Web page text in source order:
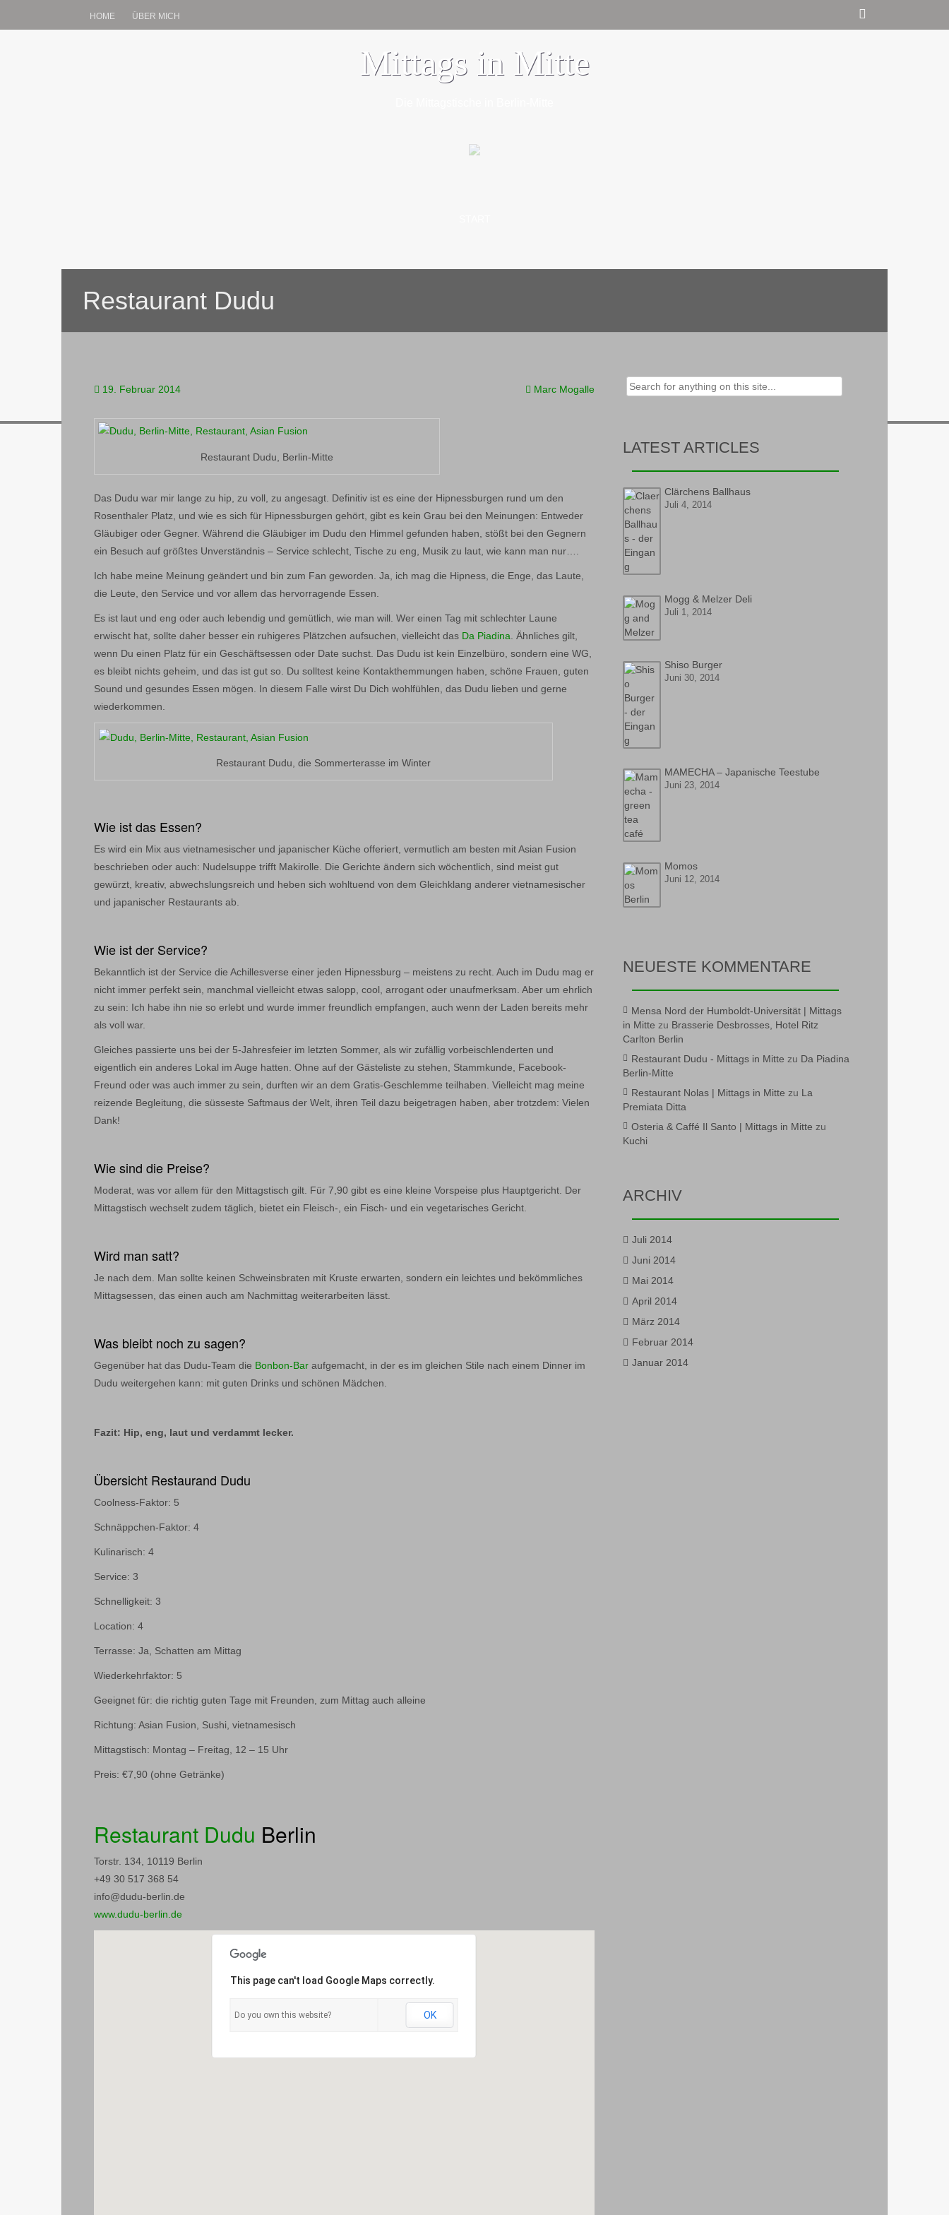
HOME ÜBER MICH
Mittags in Mitte
Restaurant Dudu
19. Februar 2014 Marc Mogalle
Restaurant Dudu, Berlin-Mitte
Das Dudu war mir lange zu hip, zu voll, zu angesagt. Definitiv ist es eine der Hipnessburgen rund um den
Rosenthaler Platz, und wie es sich für Hipnessburgen gehört, gibt es kein Grau bei den Meinungen: Entweder
Gläubiger oder Gegner. Während die Gläubiger im Dudu den Himmel gefunden haben, stößt bei den Gegnern
ein Besuch auf größtes Unverständnis – Service schlecht, Tische zu eng, Musik zu laut, wie kann man nur….
Ich habe meine Meinung geändert und bin zum Fan geworden. Ja, ich mag die Hipness, die Enge, das Laute,
die Leute, den Service und vor allem das hervorragende Essen.
Es ist laut und eng oder auch lebendig und gemütlich, wie man will. Wer einen Tag mit schlechter Laune
erwischt hat, sollte daher besser ein ruhigeres Plätzchen aufsuchen, vielleicht das Da Piadina . Ähnliches gilt,
wenn Du einen Platz für ein Geschäftsessen oder Date suchst. Das Dudu ist kein Einzelbüro, sondern eine WG,
es bleibt nichts geheim, und das ist gut so. Du solltest keine Kontakthemmungen haben, schöne Frauen, guten
Sound und gesundes Essen mögen. In diesem Falle wirst Du Dich wohlfühlen, das Dudu lieben und gerne
wiederkommen.
Restaurant Dudu, die Sommerterasse im Winter
Wie ist das Essen?
Es wird ein Mix aus vietnamesischer und japanischer Küche offeriert, vermutlich am besten mit Asian Fusion
beschrieben oder auch: Nudelsuppe trifft Makirolle. Die Gerichte ändern sich wöchentlich, sind meist gut
gewürzt, kreativ, abwechslungsreich und heben sich wohltuend von dem Gleichklang anderer vietnamesischer
und japanischer Restaurants ab.
Wie ist der Service?
Bekanntlich ist der Service die Achillesverse einer jeden Hipnessburg – meistens zu recht. Auch im Dudu mag er
nicht immer perfekt sein, manchmal vielleicht etwas salopp, cool, arrogant oder unaufmerksam. Aber um ehrlich
zu sein: Ich habe ihn nie so erlebt und wurde immer freundlich empfangen, auch wenn der Laden bereits mehr
als voll war.
Gleiches passierte uns bei der 5-Jahresfeier im letzten Sommer, als wir zufällig vorbeischlenderten und
eigentlich ein anderes Lokal im Auge hatten. Ohne auf der Gästeliste zu stehen, Stammkunde, Facebook-
Freund oder was auch immer zu sein, durften wir an dem Gratis-Geschlemme teilhaben. Vielleicht mag meine
reizende Begleitung, die süsseste Saftmaus der Welt, ihren Teil dazu beigetragen haben, aber trotzdem: Vielen
Dank!
Wie sind die Preise?
Moderat, was vor allem für den Mittagstisch gilt. Für 7,90 gibt es eine kleine Vorspeise plus Hauptgericht. Der
Mittagstisch wechselt zudem täglich, bietet ein Fleisch-, ein Fisch- und ein vegetarisches Gericht.
Wird man satt?
Je nach dem. Man sollte keinen Schweinsbraten mit Kruste erwarten, sondern ein leichtes und bekömmliches
Mittagsessen, das einen auch am Nachmittag weiterarbeiten lässt.
Was bleibt noch zu sagen?
Gegenüber hat das Dudu-Team die Bonbon-Bar aufgemacht, in der es im gleichen Stile nach einem Dinner im
Dudu weitergehen kann: mit guten Drinks und schönen Mädchen.
Fazit: Hip, eng, laut und verdammt lecker.
Übersicht Restaurand Dudu
Coolness-Faktor: 5
Schnäppchen-Faktor: 4
Kulinarisch: 4
Service: 3
Schnelligkeit: 3
Location: 4
Terrasse: Ja, Schatten am Mittag
Wiederkehrfaktor: 5
Geeignet für: die richtig guten Tage mit Freunden, zum Mittag auch alleine
Richtung: Asian Fusion, Sushi, vietnamesisch
Mittagstisch: Montag – Freitag, 12 – 15 Uhr
Preis: €7,90 (ohne Getränke)
Restaurant Dudu Berlin
Torstr. 134, 10119 Berlin
+49 30 517 368 54
info@dudu-berlin.de
www.dudu-berlin.de
This page can't load Google Maps correctly.
Do you own this website? OK
Search for:
LATEST ARTICLES
Clärchens Ballhaus
Juli 4, 2014
Mogg & Melzer Deli
Juli 1, 2014
Shiso Burger
Juni 30, 2014
MAMECHA – Japanische Teestube
Juni 23, 2014
Momos
Juni 12, 2014
NEUESTE KOMMENTARE
Mensa Nord der Humboldt-Universität | Mittags
in Mitte zu Brasserie Desbrosses, Hotel Ritz
Carlton Berlin
Restaurant Dudu - Mittags in Mitte zu Da Piadina
Berlin-Mitte
Restaurant Nolas | Mittags in Mitte zu La
Premiata Ditta
Osteria & Caffé Il Santo | Mittags in Mitte zu
Kuchi
ARCHIV
Juli 2014
Juni 2014
Mai 2014
April 2014
März 2014
Februar 2014
Januar 2014